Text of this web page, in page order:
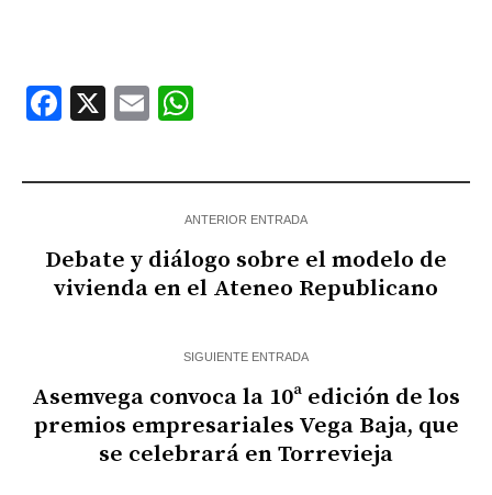
Facebook
X Email
ANTERIOR ENTRADA
Debate y diálogo sobre el modelo de
vivienda en el Ateneo Republicano
SIGUIENTE ENTRADA
Asemvega convoca la 10ª edición de los
premios empresariales Vega Baja, que
se celebrará en Torrevieja